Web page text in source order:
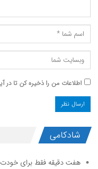
اطلاعات من را ذخیره کن تا در
شادکامی
هفت دقیقه فقط برای خودت